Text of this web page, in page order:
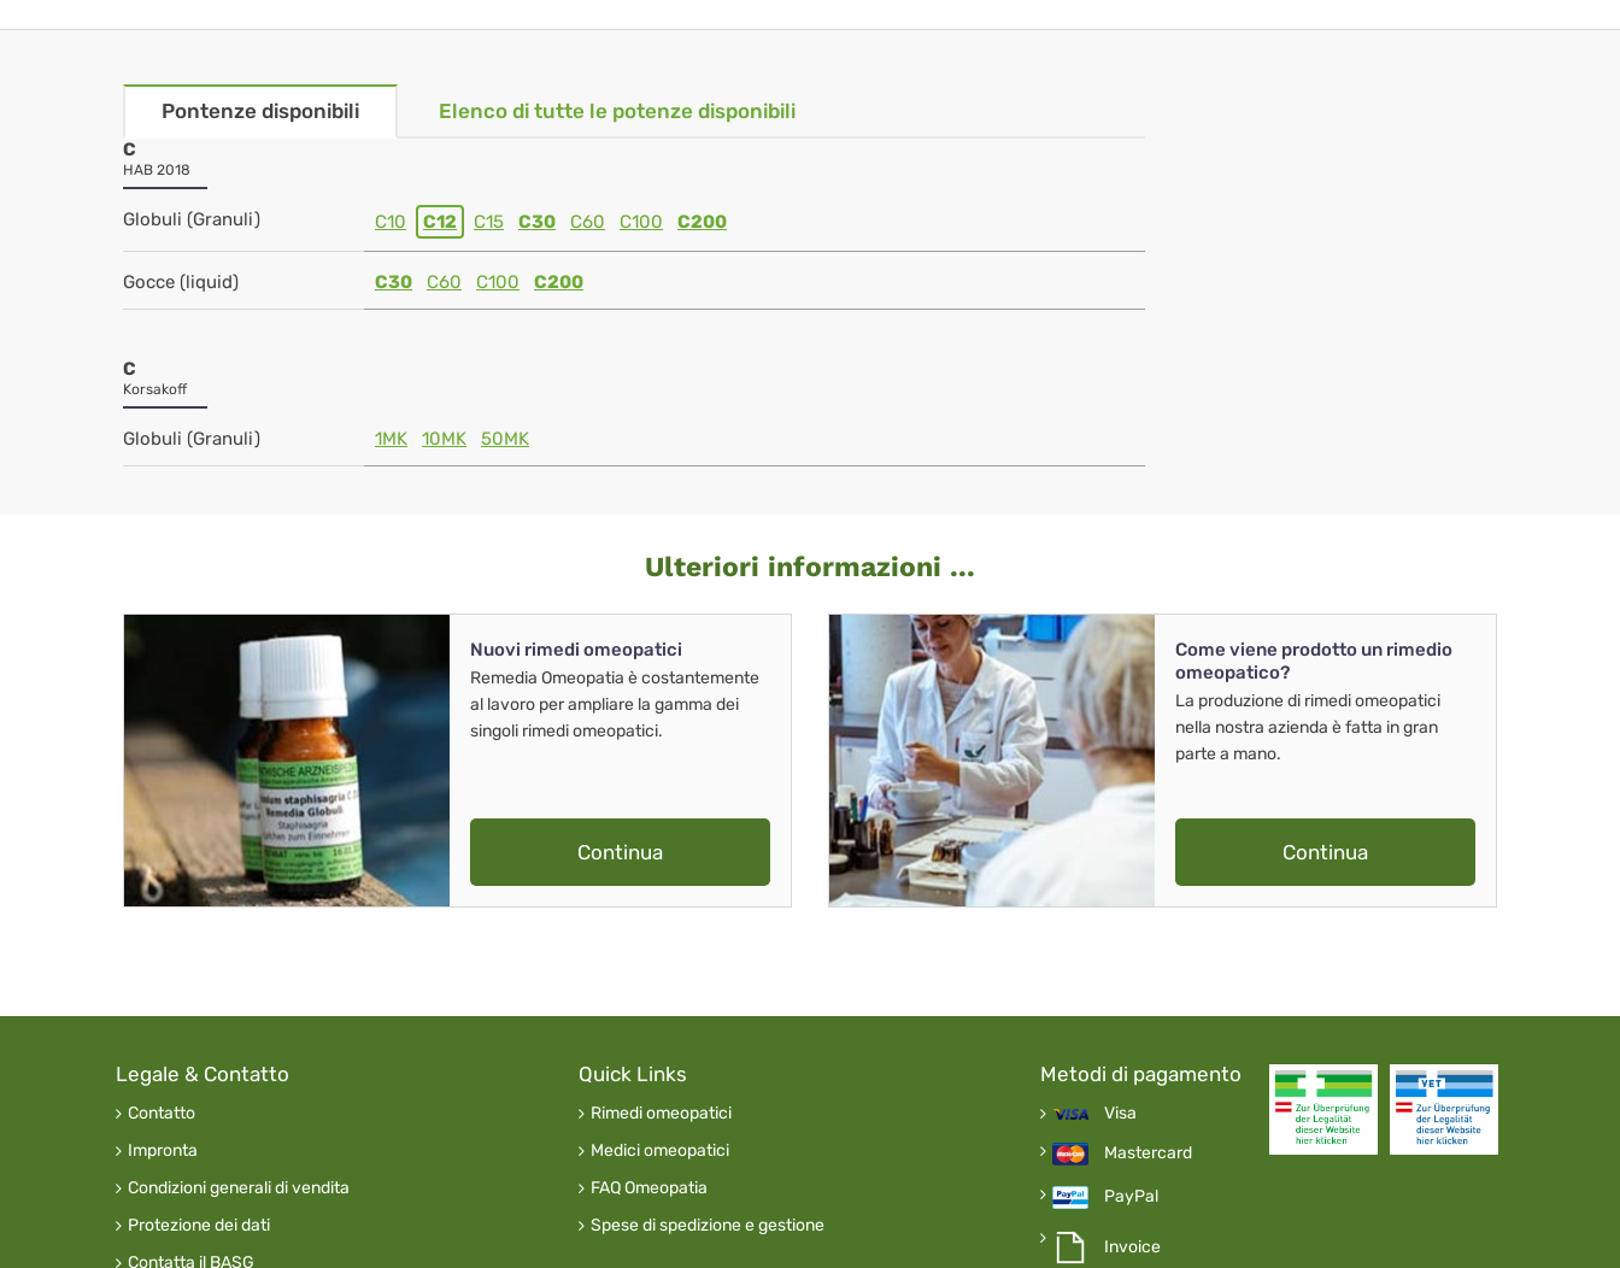
Pontenze disponibili Elenco di tutte le potenze disponibili
C
HAB 2018
Globuli (Granuli) C10 C12 C15 C30 C60 C100 C200
Gocce (liquid) C30 C60 C100 C200
C
Korsakoff
Globuli (Granuli) 1MK 10MK 50MK
Ulteriori informazioni ...
Nuovi rimedi omeopatici
Remedia Omeopatia è costantemente
al lavoro per ampliare la gamma dei
singoli rimedi omeopatici.
Continua
Come viene prodotto un rimedio
omeopatico?
La produzione di rimedi omeopatici
nella nostra azienda è fatta in gran
parte a mano.
Continua
Legale & Contatto
Contatto
Impronta
Condizioni generali di vendita
Protezione dei dati
Contatta il BASG
Quick Links
Rimedi omeopatici
Medici omeopatici
FAQ Omeopatia
Spese di spedizione e gestione
Metodi di pagamento
Visa
Mastercard
PayPal
Invoice